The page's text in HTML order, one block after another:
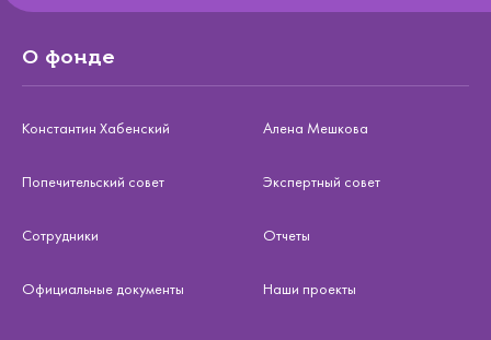
О фонде
Константин Хабенский Алена Мешкова
Попечительский совет Экспертный совет
Сотрудники Отчеты
Официальные документы Наши проекты